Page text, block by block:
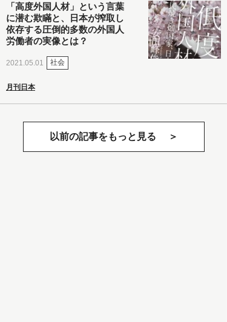
「高度外国人材」という言葉
に潜む欺瞞と、日本が搾取し
依存する圧倒的多数の外国人
労働者の実像とは？
2021.05.01 社会
月刊日本
以前の記事をもっと見る